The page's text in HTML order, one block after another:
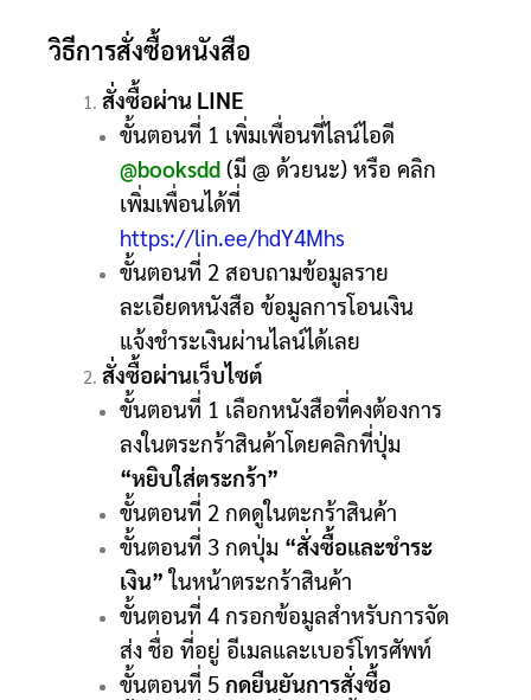
วิธีการสั่งซื้อหนังสือ
สั่งซื้อผ่าน LINE
ขั้นตอนที่ 1 เพิ่มเพื่อนที่ไลน์ไอดี
@booksdd (มี @ ด้วยนะ) หรือ คลิก
เพิ่มเพื่อนได้ที่
https://lin.ee/hdY4Mhs
ขั้นตอนที่ 2 สอบถามข้อมูลราย
ละเอียดหนังสือ ข้อมูลการโอนเงิน
แจ้งชำระเงินผ่านไลน์ได้เลย
สั่งซื้อผ่านเว็บไซต์
ขั้นตอนที่ 1 เลือกหนังสือที่คงต้องการ
ลงในตระกร้าสินค้าโดยคลิกที่ปุ่ม
“หยิบใส่ตระกร้า”
ขั้นตอนที่ 2 กดดูในตะกร้าสินค้า
ขั้นตอนที่ 3 กดปุ่ม “สั่งซื้อและชำระ
เงิน”ในหน้าตระกร้าสินค้า
ขั้นตอนที่ 4 กรอกข้อมูลสำหรับการจัด
ส่ง ชื่อ ที่อยู่ อีเมลและเบอร์โทรศัพท์
ขั้นตอนที่ 5กดยืนยันการสั่งซื้อ